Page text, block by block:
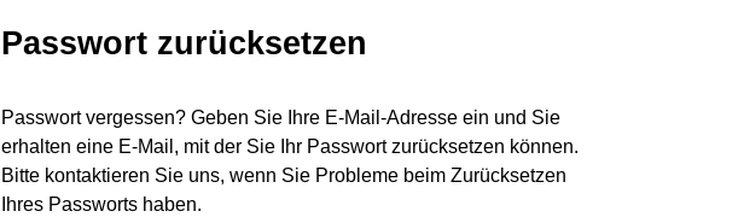
Passwort zurücksetzen
Passwort vergessen? Geben Sie Ihre E-Mail-Adresse ein und Sie
erhalten eine E-Mail, mit der Sie Ihr Passwort zurücksetzen können.
Bitte kontaktieren Sie uns, wenn Sie Probleme beim Zurücksetzen
Ihres Passworts haben.